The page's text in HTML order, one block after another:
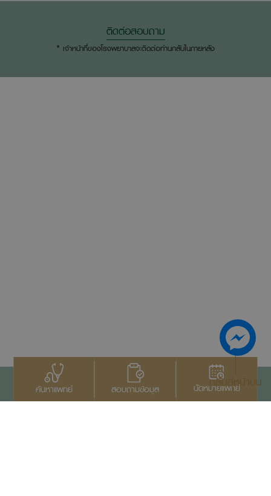
ติดต่อสอบถาม
* เจ้าหน้าที่ของโรงพยาบาลจะติดต่อท่านกลับในภายหลัง
ค้นหาแพทย์ สอบถามข้อมูล นัดหมายแพทย์
กลับสู่หน้าบน